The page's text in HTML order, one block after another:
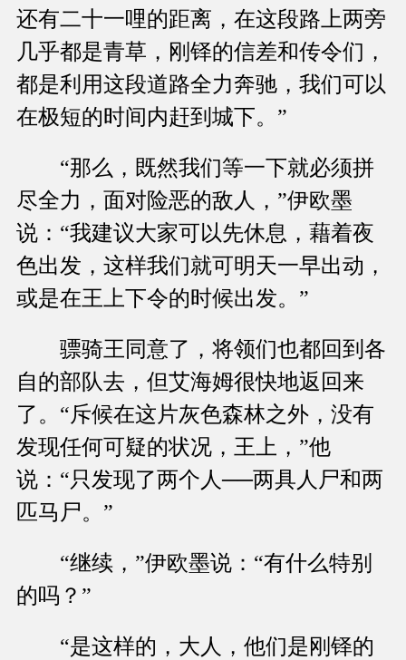
还有二十一哩的距离，在这段路上两旁
几乎都是青草，刚铎的信差和传令们，
都是利用这段道路全力奔驰，我们可以
在极短的时间内赶到城下。”
“那么，既然我们等一下就必须拼
尽全力，面对险恶的敌人，”伊欧墨
说：“我建议大家可以先休息，藉着夜
色出发，这样我们就可明天一早出动，
或是在王上下令的时候出发。”
骠骑王同意了，将领们也都回到各
自的部队去，但艾海姆很快地返回来
了。“斥候在这片灰色森林之外，没有
发现任何可疑的状况，王上，”他
说：“只发现了两个人──两具人尸和两
匹马尸。”
“继续，”伊欧墨说：“有什么特别
的吗？”
“是这样的，大人，他们是刚铎的